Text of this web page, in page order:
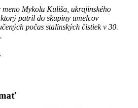
meno Mykolu Kuliša, ukrajinského
patril do skupiny umelcov
počas stalinských čistiek v 30.